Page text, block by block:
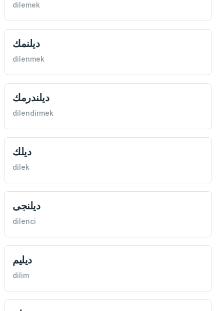
dilemek
ديلنمك
dilenmek
ديلندرمك
dilendirmek
ديلك
dilek
ديلنجی
dilenci
ديليم
dilim